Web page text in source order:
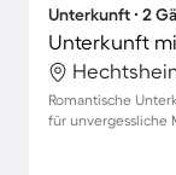
Unterkunft ∙ 2
Unterkunft
Romantische
für unvergessliche